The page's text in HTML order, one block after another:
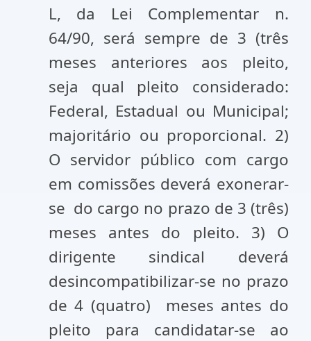
L, da Lei Complementar n.
64/90, será sempre de 3 (três
meses anteriores aos pleito,
seja qual pleito considerado:
Federal, Estadual ou Municipal;
majoritário ou proporcional. 2)
O servidor público com cargo
em comissões deverá exonerar-
se do cargo no prazo de 3 (três)
meses antes do pleito. 3) O
dirigente sindical deverá
desincompatibilizar-se no prazo
de 4 (quatro) meses antes do
pleito para candidatar-se ao